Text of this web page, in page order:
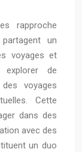
rapproche
un
voyages et
explorer de
voyages
Cette
dans des
avec des
un duo